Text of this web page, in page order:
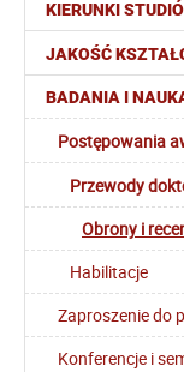
KIERUNKI
JAKOŚĆ
BADANIA I
Postępowania
Przewody
Obrony i
Habilitacje
Zaproszenie do
Konferencje i